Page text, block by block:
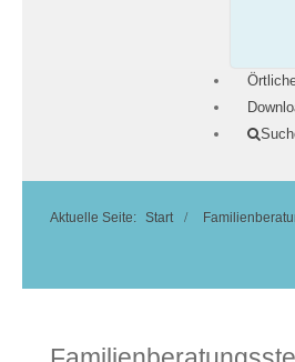
Aktuelle Seite: Start